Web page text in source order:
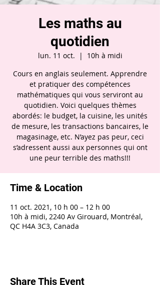
Les maths au
quotidien
lun. 11 oct.
  |
10h à midi
Cours en anglais seulement. Apprendre
et pratiquer des compétences
mathématiques qui vous serviront au
quotidien. Voici quelques thèmes
abordés: le budget, la cuisine, les unités
de mesure, les transactions bancaires, le
magasinage, etc. N’ayez pas peur, ceci
s’adressent aussi aux personnes qui ont
une peur terrible des maths!!!
Time & Location
11 oct. 2021, 10 h 00 – 12 h 00
10h à midi, 2240 Av Girouard, Montréal,
QC H4A 3C3, Canada
Share This Event